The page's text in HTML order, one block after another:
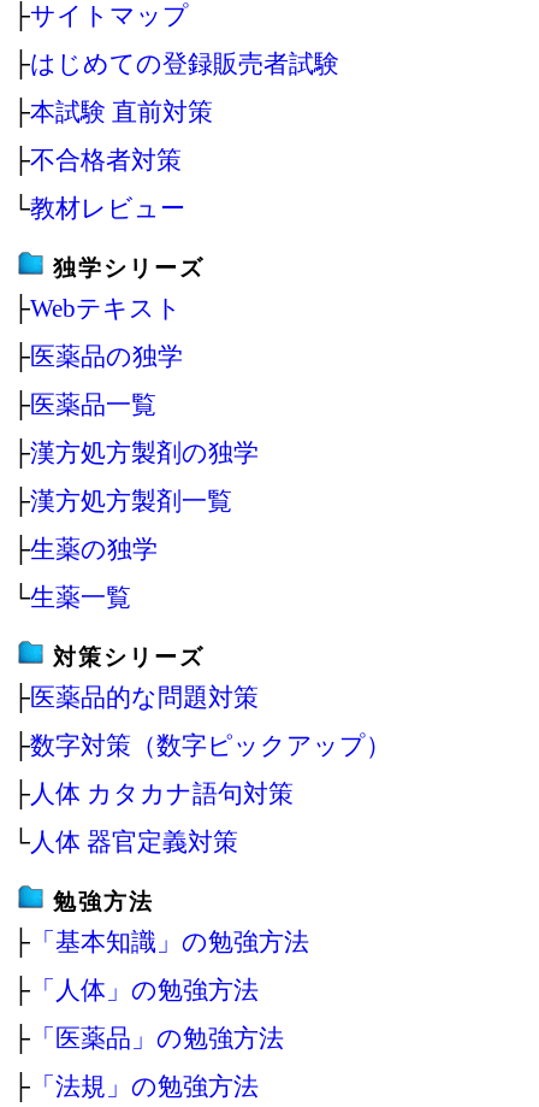
├サイトマップ
├はじめての登録販売者試験
├本試験 直前対策
├不合格者対策
└教材レビュー
独学シリーズ
├Webテキスト
├医薬品の独学
├医薬品一覧
├漢方処方製剤の独学
├漢方処方製剤一覧
├生薬の独学
└生薬一覧
対策シリーズ
├医薬品的な問題対策
├数字対策（数字ピックアップ）
├人体 カタカナ語句対策
└人体 器官定義対策
勉強方法
├ 「基本知識」の勉強方法
├ 「人体」の勉強方法
├ 「医薬品」の勉強方法
├ 「法規」の勉強方法